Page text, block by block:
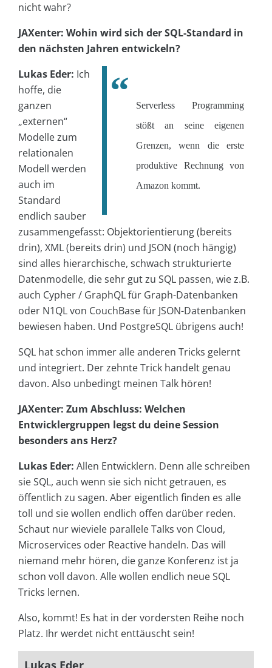
nicht wahr?
JAXenter: Wohin wird sich der SQL-Standard in
den nächsten Jahren entwickeln?
Serverless Programming
stößt an seine eigenen
Grenzen, wenn die erste
produktive Rechnung von
Amazon kommt.
Lukas Eder: Ich
hoffe, die
ganzen
„externen“
Modelle zum
relationalen
Modell werden
auch im
Standard
endlich sauber
zusammengefasst: Objektorientierung (bereits
drin), XML (bereits drin) und JSON (noch hängig)
sind alles hierarchische, schwach strukturierte
Datenmodelle, die sehr gut zu SQL passen, wie z.B.
auch Cypher / GraphQL für Graph-Datenbanken
oder N1QL von CouchBase für JSON-Datenbanken
bewiesen haben. Und PostgreSQL übrigens auch!
SQL hat schon immer alle anderen Tricks gelernt
und integriert. Der zehnte Trick handelt genau
davon. Also unbedingt meinen Talk hören!
JAXenter: Zum Abschluss: Welchen
Entwicklergruppen legst du deine Session
besonders ans Herz?
Lukas Eder: Allen Entwicklern. Denn alle schreiben
sie SQL, auch wenn sie sich nicht getrauen, es
öffentlich zu sagen. Aber eigentlich finden es alle
toll und sie wollen endlich offen darüber reden.
Schaut nur wieviele parallele Talks von Cloud,
Microservices oder Reactive handeln. Das will
niemand mehr hören, die ganze Konferenz ist ja
schon voll davon. Alle wollen endlich neue SQL
Tricks lernen.
Also, kommt! Es hat in der vordersten Reihe noch
Platz. Ihr werdet nicht enttäuscht sein!
Lukas Eder